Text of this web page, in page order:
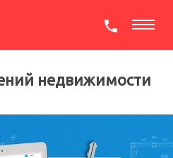
недвижимости